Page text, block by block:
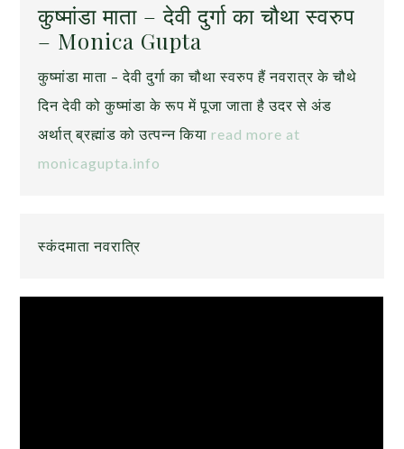
कुष्मांडा माता – देवी दुर्गा का चौथा स्वरुप
– Monica Gupta
कुष्मांडा माता – देवी दुर्गा का चौथा स्वरुप हैं नवरात्र के चौथे
दिन देवी को कुष्मांडा के रूप में पूजा जाता है उदर से अंड
अर्थात् ब्रह्मांड को उत्पन्न किया read more at
monicagupta.info
स्कंदमाता नवरात्रि